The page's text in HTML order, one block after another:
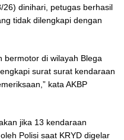
dinihari, petugas berhasil
tidak dilengkapi dengan
bermotor di wilayah Blega
surat surat kendaraan
kata AKBP
jika 13 kendaraan
Polisi saat KRYD digelar